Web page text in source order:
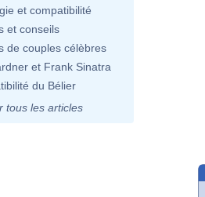
et compatibilité
et conseils
de couples célèbres
et Frank Sinatra
du Bélier
tous les articles